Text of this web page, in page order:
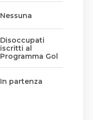
Nessuna
Disoccupati
iscritti al
Programma Gol
In partenza